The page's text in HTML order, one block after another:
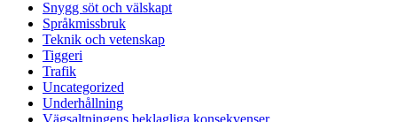
Snygg söt och välskapt
Språkmissbruk
Teknik och vetenskap
Tiggeri
Trafik
Uncategorized
Underhållning
Vägsaltningens beklagliga konsekvenser